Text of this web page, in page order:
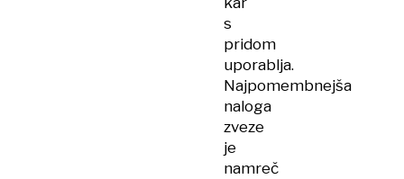
s
pridom
uporablja.
Najpomembnejša
naloga
zveze
je
namreč